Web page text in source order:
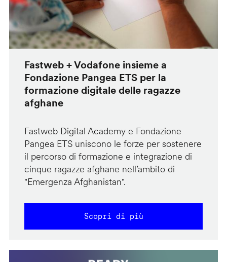
Fastweb + Vodafone insieme a
Fondazione Pangea ETS per la
formazione digitale delle ragazze
afghane
Fastweb Digital Academy e Fondazione
Pangea ETS uniscono le forze per sostenere
il percorso di formazione e integrazione di
cinque ragazze afghane nell’ambito di
"Emergenza Afghanistan".
Scopri di più